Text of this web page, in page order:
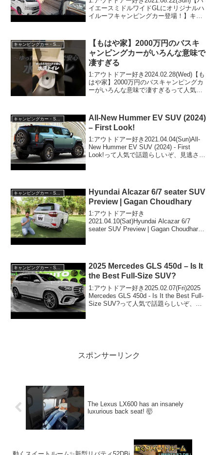
イエースミドルワイドGLにオリジナルハ
イルーフキャンピングカー登場！】キャ
ー好き2021.08.22(Sun...
キャンピングカー・SUV人気車種
【もはや家】2000万円のバスキ
ャンピングカーがいろんな意味で
凄すぎる
1:アウトドアー好き2024.02.28(Wed)【も
はや家】2000万円のバスキャンピングカ
ーがいろんな意味で凄すぎるって人気で
注目です！3:アウト...
All-New Hummer EV SUV (2024)
– First Look!
1:アウトドアー好き2021.04.04(Sun)All-
New Hummer EV SUV (2024) - First
Look!って人気で話題らしいぞ、見逃さな
キャンピングカー・SUV人気車種
Hyundai Alcazar 6/7 seater SUV
Preview | Gagan Choudhary
1:アウトドアー好き
2021.04.10(Sat)Hyundai Alcazar 6/7
seater SUV Preview | Gagan Choudhary
2025 Mercedes GLS 450d – Is It
the Best Full-Size SUV?
1:アウトドアー好き2025.02.07(Fri)2025
Mercedes GLS 450d - Is It the Best Full-
Size SUV?って人気で話題らしいぞ、見
スポンサーリンク
The Lexus LX600 has an insanely
luxurious back seat! 🤯